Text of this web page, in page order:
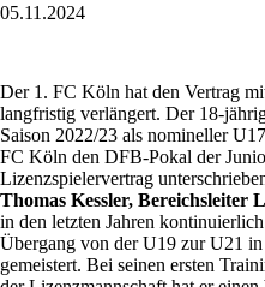
05.11.2024
Der 1. FC Köln hat den Vertrag
langfristig verlängert. Der 18-
Saison 2022/23 als nomineller
FC Köln den DFB-Pokal der
Lizenzspielervertrag
Thomas Kessler, Bereichsleiter
in den letzten Jahren
Übergang von der U19 zur U21
gemeistert. Bei seinen ersten